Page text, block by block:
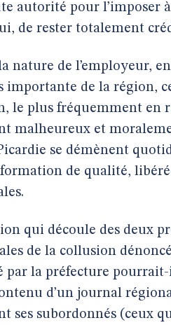
autorité pour l’imposer
de rester totalement
nature de l’employeur,
de la région,
le plus fréquemment en
malheureux et
se démènent
de qualité,
qui découle des deux
de la collusion
par la préfecture
d’un journal
ses subordonnés (ceux